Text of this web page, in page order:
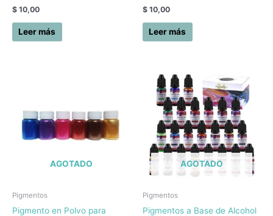
$ 10,00
Leer más
$ 10,00
Leer más
AGOTADO
Pigmentos
Pigmento en Polvo para
AGOTADO
Pigmentos
Pigmentos a Base de Alcohol